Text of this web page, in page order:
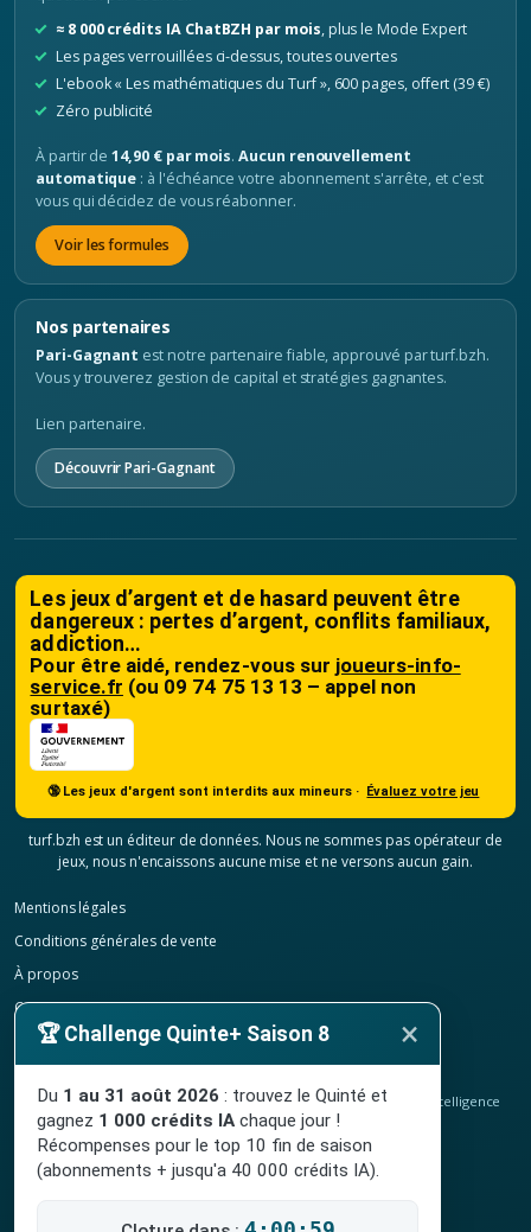
≈ 8 000 crédits IA ChatBZH par mois, plus le Mode Expert
Les pages verrouillées ci-dessus, toutes ouvertes
L'ebook « Les mathématiques du Turf », 600 pages, offert (39 €)
Zéro publicité
À partir de14,90 € par mois.Aucun renouvellement
automatique : à l'échéance votre abonnement s'arrête, et c'est
vous qui décidez de vous réabonner.
Voir les formules
Nos partenaires
Pari-Gagnant est notre partenaire fiable, approuvé par turf.bzh.
Vous y trouverez gestion de capital et stratégies gagnantes.
Lien partenaire.
Découvrir Pari-Gagnant
Les jeux d’argent et de hasard peuvent être
dangereux : pertes d’argent, conflits familiaux,
addiction…
Pour être aidé, rendez-vous sur joueurs-info-
service.fr (ou 09 74 75 13 13 – appel non
surtaxé)
🔞 Les jeux d'argent sont interdits aux mineurs · Évaluez votre jeu
turf.bzh est un éditeur de données. Nous ne sommes pas opérateur de
jeux, nous n'encaissons aucune mise et ne versons aucun gain.
Mentions légales
Conditions générales de vente
À propos
Contact
Confidentialité
© 2020-2026 TURF.bzh , analyses hippiques, classement ELO et intelligence
artificielle.
Site indépendant, sans lien avec le PMU. Jeu interdit aux mineurs.
🏆 Challenge Quinte+ Saison 8 ×
Du 1 au 31 août 2026 : trouvez le Quinté et
gagnez 1 000 crédits IA chaque jour !
Récompenses pour le top 10 fin de saison
(abonnements + jusqu'a 40 000 crédits IA).